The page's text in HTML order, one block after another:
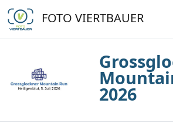
FOTO VIERTBAUER
2026